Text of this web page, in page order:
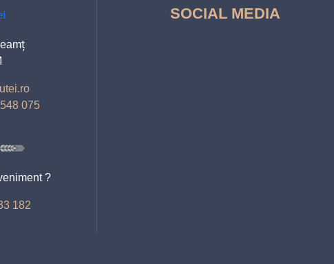
075
?
182
SOCIAL MEDIA